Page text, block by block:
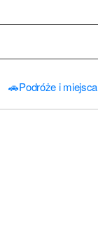
🚗Podróże i miejsca